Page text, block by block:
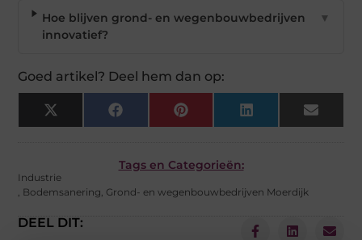
Hoe blijven grond- en wegenbouwbedrijven
innovatief?
▼
Goed artikel? Deel hem dan op:
X
(Twitter)
Facebook Pinterest LinkedIn Email
Tags en Categorieën:
Industrie
, Bodemsanering, Grond- en wegenbouwbedrijven Moerdijk
DEEL DIT: